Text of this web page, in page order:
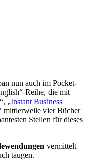
nun auch im Pocket-
Reihe, die mit
“, „Instant Business
mittlerweile vier Bücher
Stellen für dieses
vermittelt
taugen.